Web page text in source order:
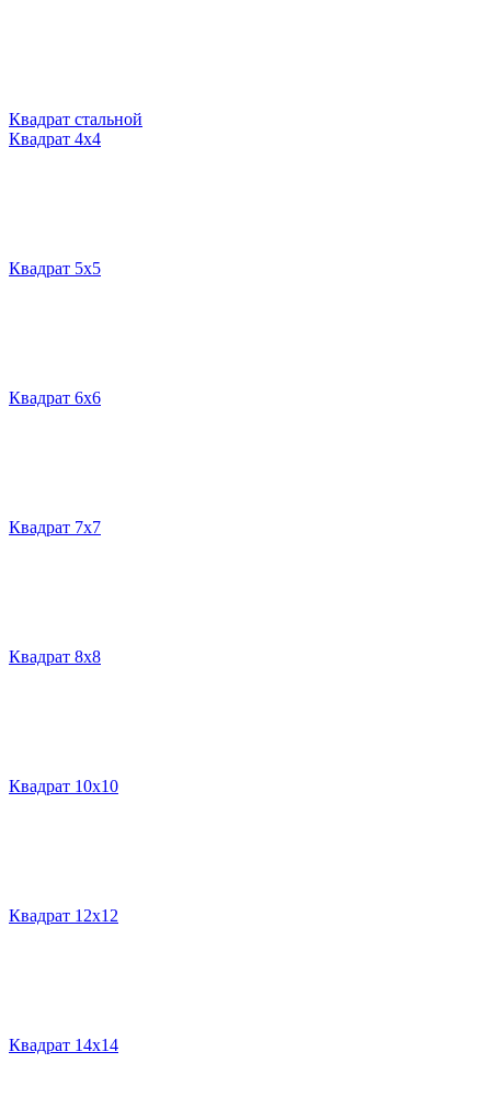
Квадрат стальной
Квадрат 4х4
Квадрат 5х5
Квадрат 6х6
Квадрат 7х7
Квадрат 8х8
Квадрат 10х10
Квадрат 12х12
Квадрат 14х14